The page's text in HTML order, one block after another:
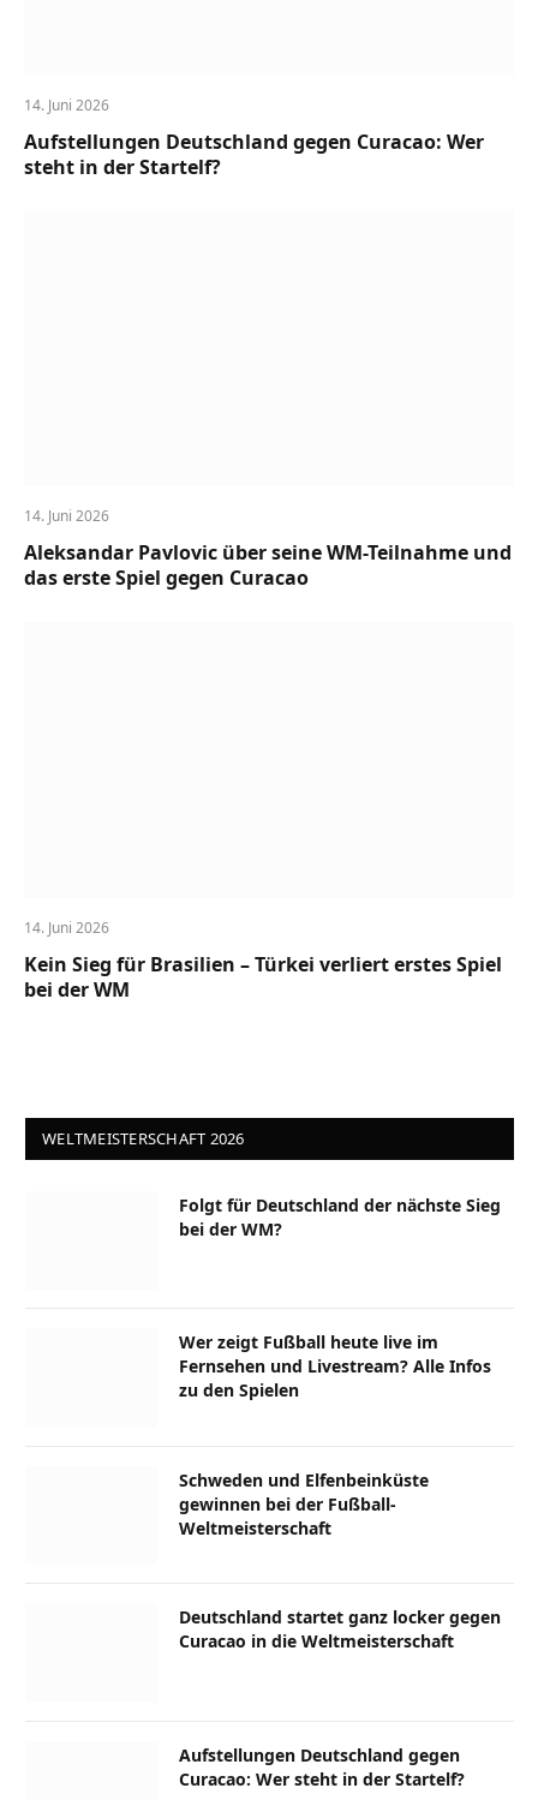
14. Juni 2026
Aufstellungen Deutschland gegen Curacao: Wer
steht in der Startelf?
14. Juni 2026
Aleksandar Pavlovic über seine WM-Teilnahme und
das erste Spiel gegen Curacao
14. Juni 2026
Kein Sieg für Brasilien – Türkei verliert erstes Spiel
bei der WM
WELTMEISTERSCHAFT 2026
Folgt für Deutschland der nächste Sieg
bei der WM?
Wer zeigt Fußball heute live im
Fernsehen und Livestream? Alle Infos
zu den Spielen
Schweden und Elfenbeinküste
gewinnen bei der Fußball-
Weltmeisterschaft
Deutschland startet ganz locker gegen
Curacao in die Weltmeisterschaft
Aufstellungen Deutschland gegen
Curacao: Wer steht in der Startelf?